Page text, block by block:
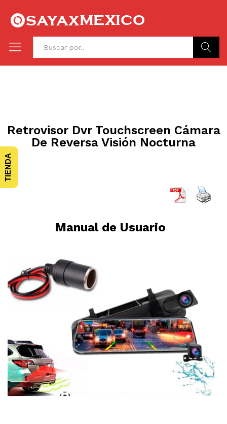
Retrovisor Dvr Touchscreen Cámara
De Reversa Visión Nocturna
Manual de Usuario
TIENDA